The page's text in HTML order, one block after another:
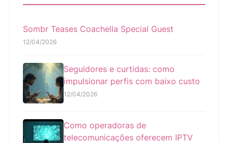
Sombr Teases Coachella Special Guest
12/04/2026
Seguidores e curtidas: como
impulsionar perfis com baixo custo
12/04/2026
Como operadoras de
telecomunicações oferecem IPTV